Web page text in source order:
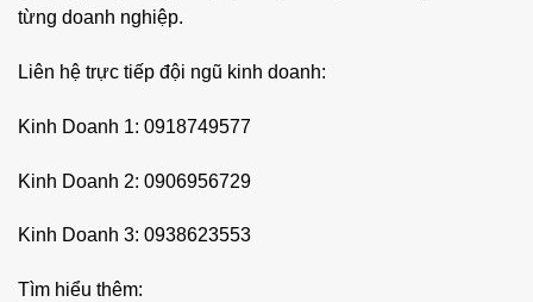
từng doanh nghiệp.
Liên hệ trực tiếp đội ngũ kinh doanh:
Kinh Doanh 1: 0918749577
Kinh Doanh 2: 0906956729
Kinh Doanh 3: 0938623553
Tìm hiểu thêm: